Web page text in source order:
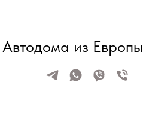
Автодома из